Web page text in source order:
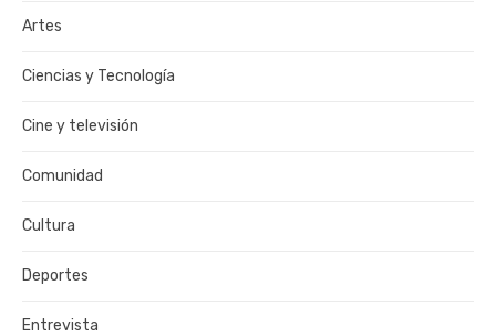
Artes
Ciencias y Tecnología
Cine y televisión
Comunidad
Cultura
Deportes
Entrevista